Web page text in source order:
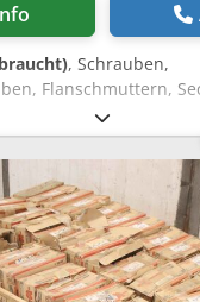
, Schrauben,
Flanschmuttern,
Zylinderschrauben:
DIN 933
-Zylinderschrauben:
4200 St -Material:
Verkauf: komplett -
1200/800/H200